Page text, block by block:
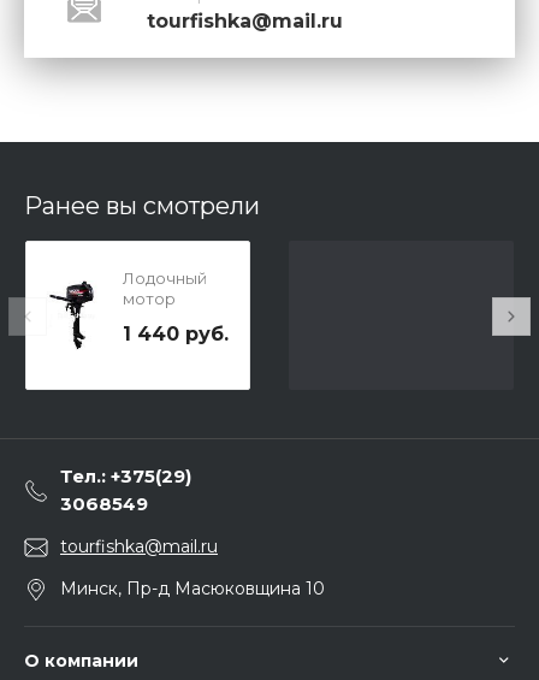
tourfishka@mail.ru
Ранее вы смотрели
Лодочный
мотор
л.с.
1 440 руб.
Тел.: +375(29)
3068549
tourfishka@mail.ru
Минск, Пр-д Масюковщина 10
О компании